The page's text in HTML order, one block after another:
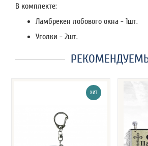
В комплекте:
Ламбрекен лобового окна - 1шт.
Уголки - 2шт.
ХИТ